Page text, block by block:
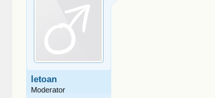
letoan
Moderator